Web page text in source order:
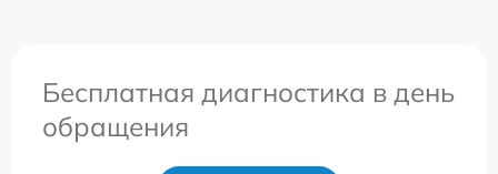
Бесплатная диагностика в день
обращения